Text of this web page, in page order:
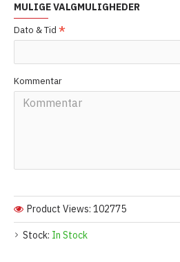
Stock: In Stock
Product Views: 102775
MULIGE VALGMULIGHEDER
Dato & Tid
Kommentar